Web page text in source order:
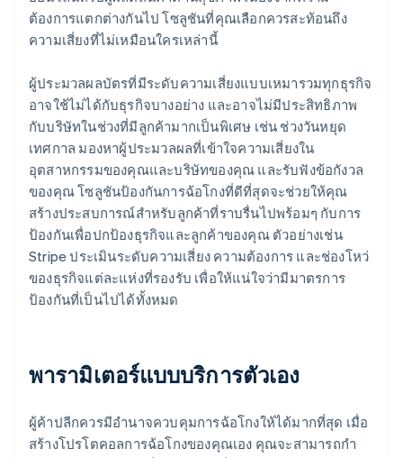
ต้องการแตกต่างกันไป โซลูชันที่คุณเลือกควรสะท้อนถึง
ความเสี่ยงที่ไม่เหมือนใครเหล่านี้
ผู้ประมวลผลบัตรที่มีระดับความเสี่ยงแบบเหมารวมทุกธุรกิจ
อาจใช้ไม่ได้กับธุรกิจบางอย่าง และอาจไม่มีประสิทธิภาพ
กับบริษัทในช่วงที่มีลูกค้ามากเป็นพิเศษ เช่น ช่วงวันหยุด
เทศกาล มองหาผู้ประมวลผลที่เข้าใจความเสี่ยงใน
อุตสาหกรรมของคุณและบริษัทของคุณ และรับฟังข้อกังวล
ของคุณ โซลูชันป้องกันการฉ้อโกงที่ดีที่สุดจะช่วยให้คุณ
สร้างประสบการณ์สําหรับลูกค้าที่ราบรื่นไปพร้อมๆ กับการ
ป้องกันเพื่อปกป้องธุรกิจและลูกค้าของคุณ ตัวอย่างเช่น
Stripe ประเมินระดับความเสี่ยง ความต้องการ และช่องโหว่
ของธุรกิจแต่ละแห่งที่รองรับ เพื่อให้แน่ใจว่ามีมาตรการ
ป้องกันที่เป็นไปได้ทั้งหมด
พารามิเตอร์แบบบริการตัวเอง
ผู้ค้าปลีกควรมีอํานาจควบคุมการฉ้อโกงให้ได้มากที่สุด เมื่อ
สร้างโปรโตคอลการฉ้อโกงของคุณเอง คุณจะสามารถกํา